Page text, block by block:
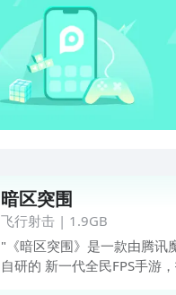
暗区突围
飞行射击| 1.9GB
"《暗区突围》是一款由腾讯
自研的 新一代全民FPS手游